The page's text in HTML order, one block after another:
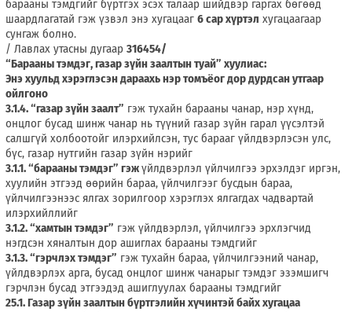
барааны тэмдгийг бүртгэх эсэх талаар шийдвэр гаргах бөгөөд
шаардлагатай гэж үзвэл энэ хугацааг 6 сар хүртэл хугацаагаар
сунгаж болно.
/ Лавлах утасны дугаар 316454/
“Барааны тэмдэг, газар зүйн заалтын туай” хуулиас:
Энэ хуульд хэрэглэсэн дараахь нэр томъёог дор дурдсан утгаар
ойлгоно
3.1.4. “газар зүйн заалт” гэж тухайн барааны чанар, нэр хүнд,
онцлог бусад шинж чанар нь түүний газар зүйн гарал үүсэлтэй
салшгүй холбоотойг илэрхийлсэн, тус барааг үйлдвэрлэсэн улс,
бүс, газар нутгийн газар зүйн нэрийг
3.1.1. “барааны тэмдэг” гэжүйлдвэрлэл үйлчилгээ эрхэлдэг иргэн,
хуулийн этгээд өөрийн бараа, үйлчилгээг бусдын бараа,
үйлчилгээнээс ялгах зорилгоор хэрэглэх ялгагдах чадвартай
илэрхийллийг
3.1.2. “хамтын тэмдэг” гэж үйлдвэрлэл, үйлчилгээ эрхлэгчид
нэгдсэн хяналтын дор ашиглах барааны тэмдгийг
3.1.3. “гэрчлэх тэмдэг” гэж тухайн бараа, үйлчилгээний чанар,
үйлдвэрлэх арга, бусад онцлог шинж чанарыг тэмдэг эзэмшигч
гэрчлэн бусад этгээдэд ашиглуулах барааны тэмдгийг
25.1. Газар зүйн заалтын бүртгэлийн хүчинтэй байх хугацаа